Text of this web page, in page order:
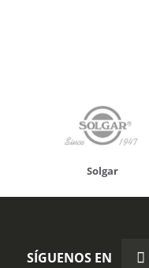
Solgar
SÍGUENOS EN